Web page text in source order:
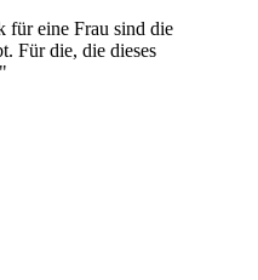
für eine Frau sind die
Für die, die dieses